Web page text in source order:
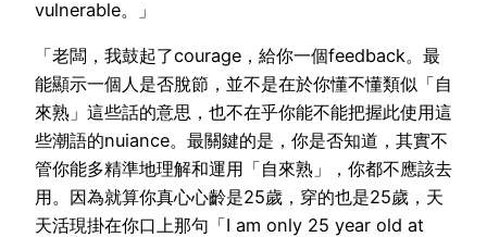
vulnerable。」
「老闆，我鼓起了courage，給你一個feedback。最
能顯示一個人是否脫節，並不是在於你懂不懂類似「自
來熟」這些話的意思，也不在乎你能不能把握此使用這
些潮語的nuiance。最關鍵的是，你是否知道，其實不
管你能多精準地理解和運用「自來熟」，你都不應該去
用。因為就算你真心心齡是25歲，穿的也是25歲，天
天活現掛在你口上那句「I am only 25 year old at